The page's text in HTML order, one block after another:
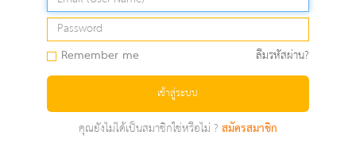
Remember me ลืมรหัสผ่าน?
เข้าสู่ระบบ
คุณยังไม่ได้เป็นสมาชิกใช่หรือไม่ ?สมัครสมาชิก